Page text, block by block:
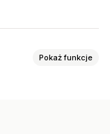
Pokaż funkcje